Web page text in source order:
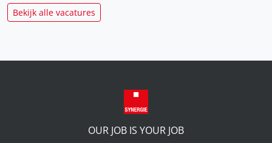
Bekijk alle vacatures
OUR JOB IS YOUR JOB